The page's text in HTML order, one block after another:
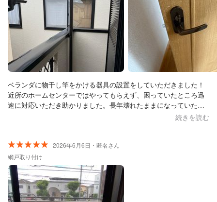
ベランダに物干し竿をかける器具の設置をしていただきました！
近所のホームセンターではやってもらえず、困っていたところ迅
速に対応いただき助かりました。長年壊れたままになっていたト
イレのドアノブも一緒に直していただき、ありがたかったです。
続きを読む
2026年6月6日・匿名さん
網戸取り付け